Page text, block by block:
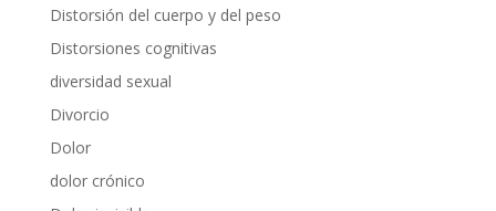
Distorsión del cuerpo y del peso
Distorsiones cognitivas
diversidad sexual
Divorcio
Dolor
dolor crónico